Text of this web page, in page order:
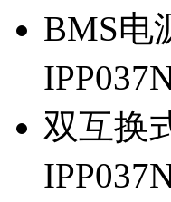
BMS电
双互换